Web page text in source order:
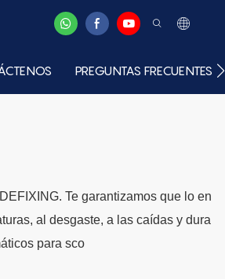
PREGUNTAS FRECUENTES
Te garantizamos que lo en
al desgaste, a las caídas y dura
para sco